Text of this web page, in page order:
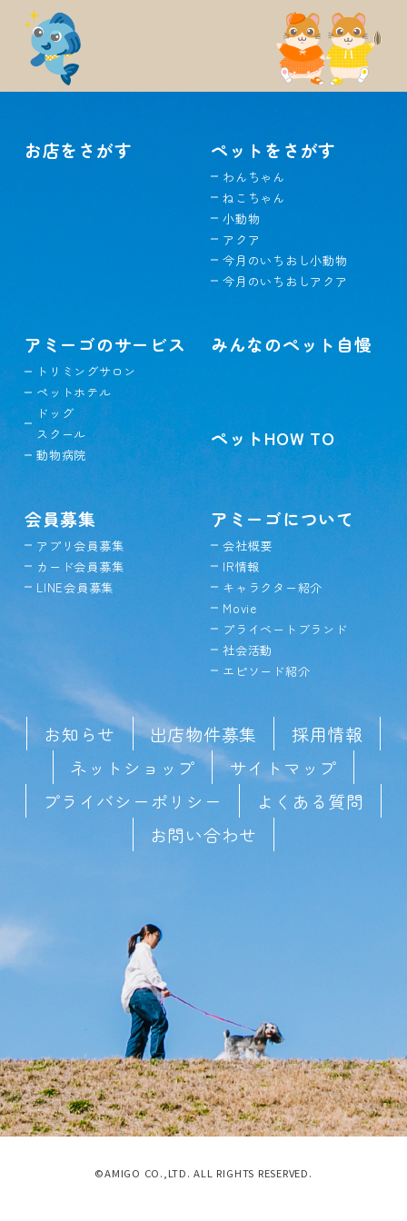
お店をさがす ペットをさがす
わんちゃん
ねこちゃん
小動物
アクア
今月のいちおし小動物
今月のいちおしアクア
アミーゴのサービス
トリミングサロン
ペットホテル
ドッグ
スクール
動物病院
みんなのペット自慢
ペットHOW TO
会員募集
アプリ会員募集
カード会員募集
LINE会員募集
アミーゴについて
会社概要
IR情報
キャラクター紹介
Movie
プライベートブランド
社会活動
エピソード紹介
お知らせ 出店物件募集
採用情報
ネットショップ
サイトマップ
プライバシーポリシー
よくある質問
お問い合わせ
©AMIGO CO.,LTD. ALL RIGHTS RESERVED.